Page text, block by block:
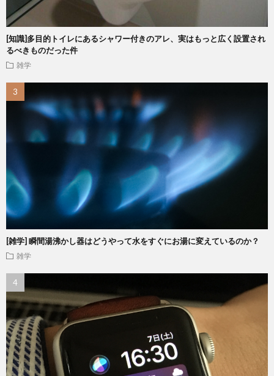
[知識]多目的トイレにあるシャワー付きのアレ、実はもっと広く設置され
るべきものだった件
雑学
[雑学] 瞬間湯沸かし器はどうやって水をすぐにお湯に変えているのか？
雑学